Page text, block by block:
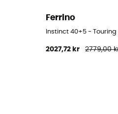
Ferrino
Instinct 40+5 -
2027,72 kr 2779,00